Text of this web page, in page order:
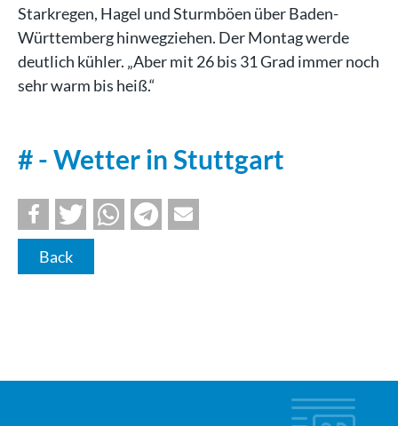
Starkregen, Hagel und Sturmböen über Baden-
Württemberg hinwegziehen. Der Montag werde
deutlich kühler. „Aber mit 26 bis 31 Grad immer noch
sehr warm bis heiß.“
# - Wetter in Stuttgart
Back